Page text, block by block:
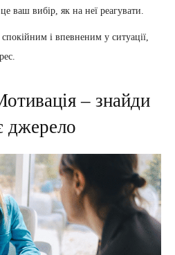
ваш вибір, як на неї реагувати.
спокійним і впевненим у ситуації,
– знайди
джерело